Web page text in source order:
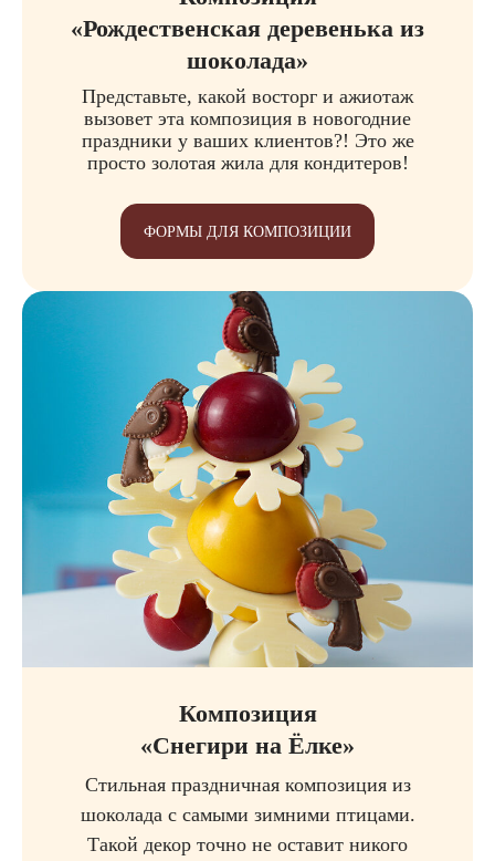
«Рождественская деревенька из
шоколада»
Представьте, какой восторг и ажиотаж
вызовет эта композиция в новогодние
праздники у ваших клиентов?! Это же
просто золотая жила для кондитеров!
ФОРМЫ ДЛЯ КОМПОЗИЦИИ
Композиция
«Снегири на Ёлке»
Стильная праздничная композиция из
шоколада с самыми зимними птицами.
Такой декор точно не оставит никого